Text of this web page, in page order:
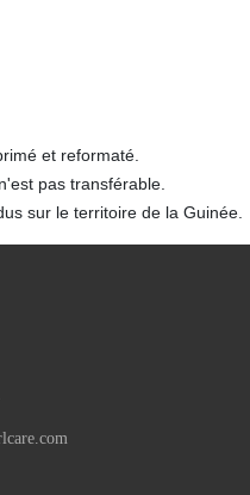
et reformaté.
pas transférable.
sur le territoire de la Guinée.